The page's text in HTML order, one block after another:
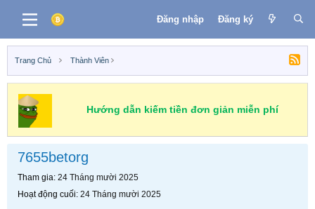
Đăng nhập Đăng ký
Trang Chủ Thành Viên
Hướng dẫn kiếm tiền đơn giản miễn phí
7655betorg
Tham gia 24 Tháng mười 2025
Hoạt động cuối 24 Tháng mười 2025